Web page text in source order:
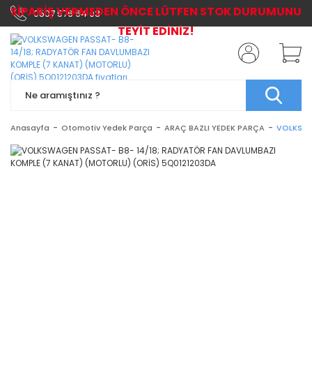
0507 576 64 03
Anasayfa Otomotiv Yedek Parça ARAÇ BAZLI YEDEK PARÇA
SİPARİŞ VERMEDEN ÖNCE LÜTFEN STOK DURUMUNU
TEYİT EDİNİZ!